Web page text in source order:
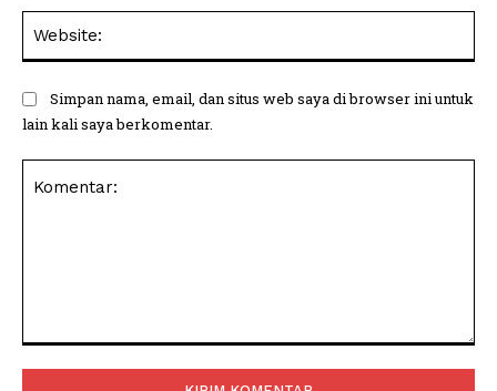
Simpan nama, email, dan situs web saya di browser ini untuk
lain kali saya berkomentar.